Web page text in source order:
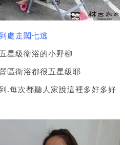
處走闖七逃
星級衛浴的小野柳
區衛浴都很五星級耶
.每次都聽人家說這裡多好多好